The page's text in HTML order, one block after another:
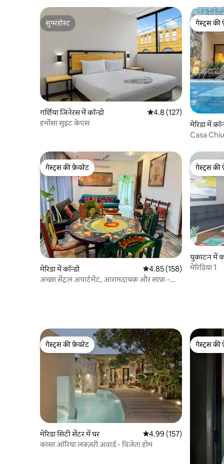
सुपरहोस्ट
सुपरहोस्ट
गर्शिया जिनेरस में कॉन्डो औसत रेटिंग 5 में से 4.8, 127
4.8 (127)
हर्मोसा सुइट केएस
गेस्ट्स की
गेस्ट्स की
मेरिडा में
Casa
गेस्ट्स की फ़ेवरेट
गेस्ट्स की फ़ेवरेट
मेरिडा में कॉन्डो औसत रेटिंग 5 में से 4.85, 158
4.85 (158)
अच्छा सेंट्रल अपार्टमेंट, आरामदायक और साफ़ -
गेस्ट्स की
गेस्ट्स की
युकाटन में
मेरिडिया 1
गेस्ट्स की फ़ेवरेट
गेस्ट्स की फ़ेवरेट
मेरिडा सिटी सेंटर में घर औसत रेटिंग 5 में से 4.99, 157
4.99 (157)
कासा ऑरिया लक्ज़री अवार्ड - विजेता होम
गेस्ट्स की
गेस्ट्स की